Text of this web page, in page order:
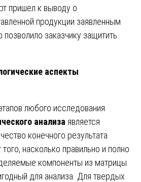
пришел к выводу о
продукции заявленным
позволило заказчику защитить
аспекты
любого исследования
анализа является
конечного результата
насколько правильно и полно
компоненты из матрицы
для анализа. Для твердых